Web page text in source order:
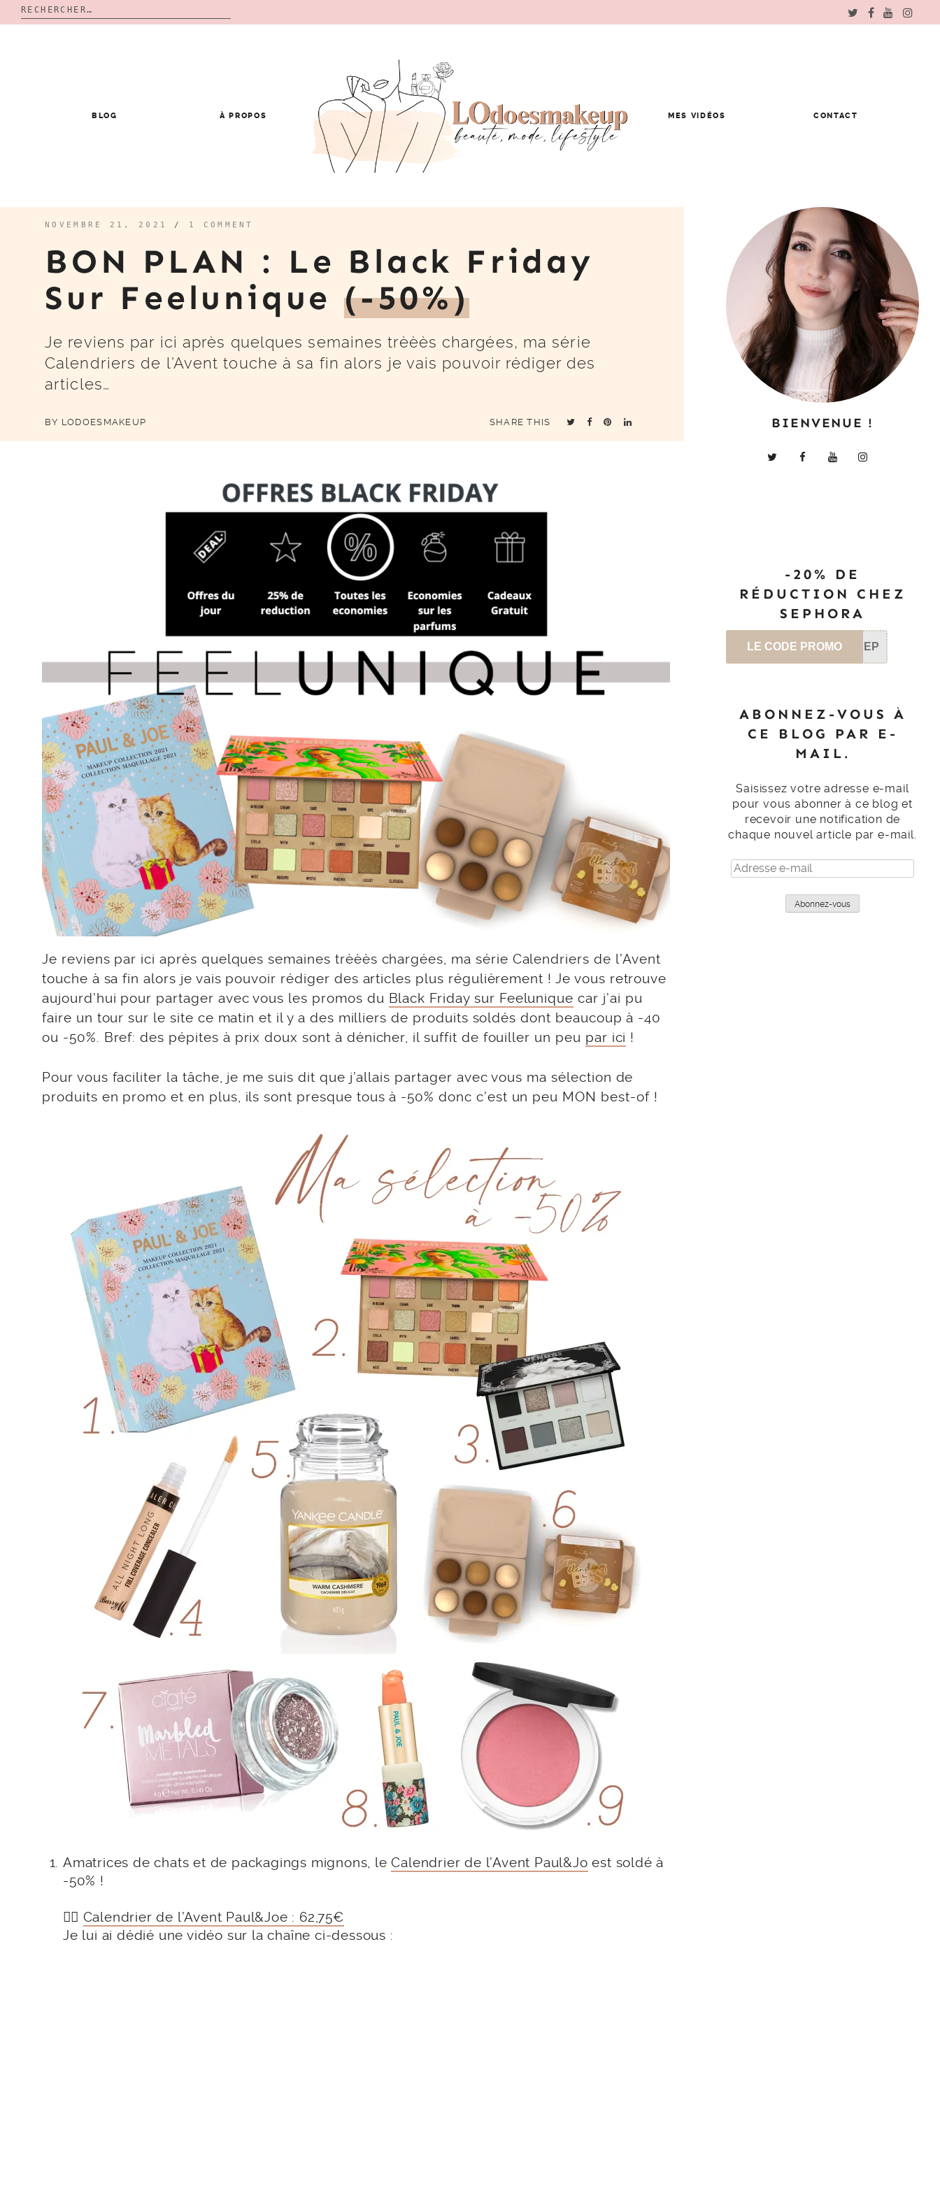
Rechercher :
BLOG À PROPOS MES VIDÉOS CONTACT
NOVEMBRE 21, 2021 / 1 COMMENT
BON PLAN : Le Black Friday
Sur Feelunique (-50%)
Je reviens par ici après quelques semaines trèèès chargées, ma série
Calendriers de l’Avent touche à sa fin alors je vais pouvoir rédiger des
articles…
BY LODOESMAKEUP SHARE THIS
Je reviens par ici après quelques semaines trèèès chargées, ma série Calendriers de l’Avent
touche à sa fin alors je vais pouvoir rédiger des articles plus régulièrement ! Je vous retrouve
aujourd’hui pour partager avec vous les promos du Black Friday sur Feelunique car j’ai pu
faire un tour sur le site ce matin et il y a des milliers de produits soldés dont beaucoup à -40
ou -50%. Bref: des pépites à prix doux sont à dénicher, il suffit de fouiller un peu par ici !
Pour vous faciliter la tâche, je me suis dit que j’allais partager avec vous ma sélection de
produits en promo et en plus, ils sont presque tous à -50% donc c’est un peu MON best-of !
Amatrices de chats et de packagings mignons, leCalendrier de l’Avent Paul&Jo est soldé à
-50% !
👉🏻 Calendrier de l’Avent Paul&Joe : 62,75€
Je lui ai dédié une vidéo sur la chaîne ci-dessous :
BIENVENUE !
-20% DE
RÉDUCTION CHEZ
SEPHORA
LE CODE PROMO SEP
ABONNEZ-VOUS À
CE BLOG PAR E-
MAIL.
Saisissez votre adresse e-mail
pour vous abonner à ce blog et
recevoir une notification de
chaque nouvel article par e-mail.
Adresse
e-
Abonnez-vous